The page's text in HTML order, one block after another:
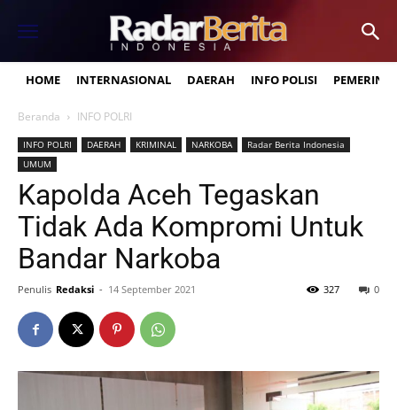
HOME INTERNASIONAL DAERAH INFO POLISI
Beranda INFO POLRI
INFO POLRI DAERAH KRIMINAL NARKOBA
Radar Berita Indonesia
UMUM
Kapolda Aceh Tegaskan
Tidak Ada Kompromi Untuk
Bandar Narkoba
Penulis Redaksi - 14 September 2021 0
327